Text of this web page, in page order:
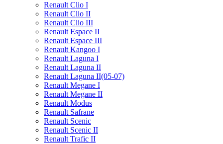
Renault Clio I
Renault Clio II
Renault Clio III
Renault Espace II
Renault Espace III
Renault Kangoo I
Renault Laguna I
Renault Laguna II
Renault Laguna II(05-07)
Renault Megane I
Renault Megane II
Renault Modus
Renault Safrane
Renault Scenic
Renault Scenic II
Renault Trafic II